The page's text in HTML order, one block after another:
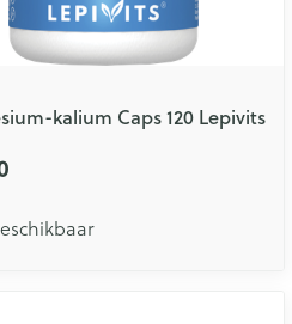
kalium Caps 120 Lepivits